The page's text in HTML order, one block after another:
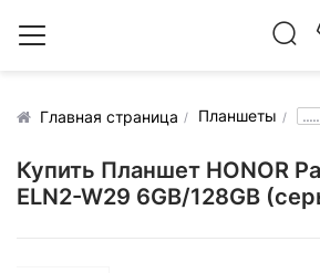
Главная страница Планшеты .....
Купить Планшет HONOR
ELN2-W29 6GB/128GB